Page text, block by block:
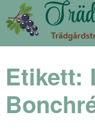
Etikett: